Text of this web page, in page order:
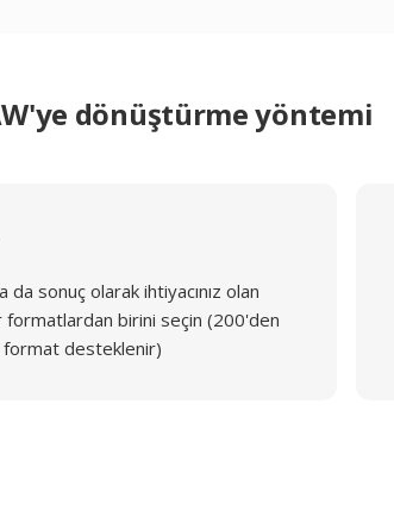
dönüştürme yöntemi
da sonuç olarak ihtiyacınız olan
formatlardan birini seçin (200'den
format desteklenir)